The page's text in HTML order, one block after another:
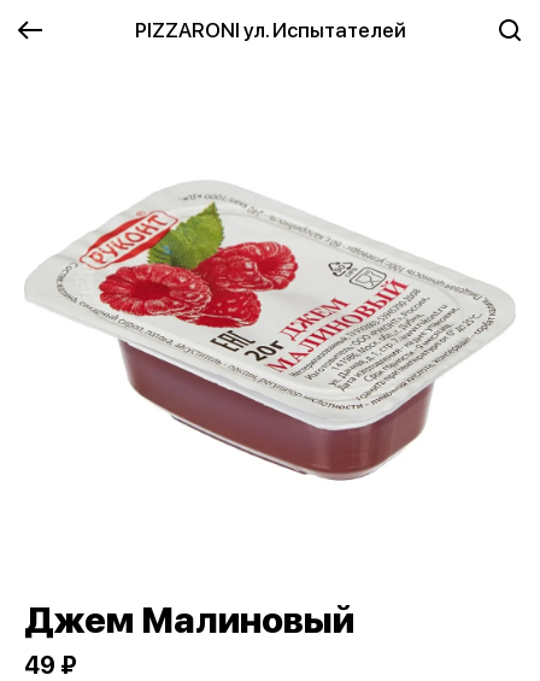
PIZZARONI ул. Испытателей
Джем Малиновый
49 ₽